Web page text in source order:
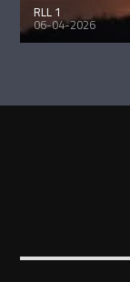
RLL 1
06-04-2026